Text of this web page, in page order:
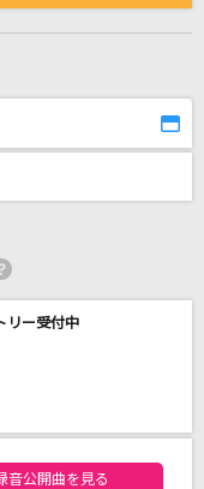
リー受付中
ンキング
音公開曲を見る